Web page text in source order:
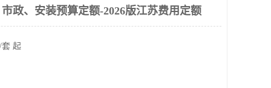
政、安装预算定额-2026版江苏费用定额
起